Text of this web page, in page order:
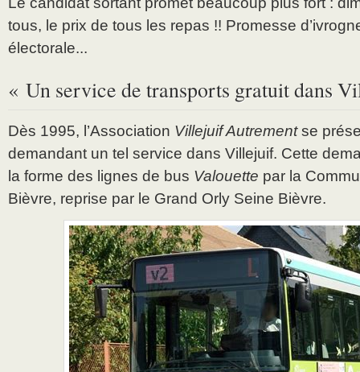
tous, le prix de tous les repas !! Promesse
électorale...
« Un service de transports gratuit dans
Dès 1995, l’Association Villejuif Autrementse
demandant un tel service dans Villejuif. Cette
la forme des lignes de bus Valouette par la
Bièvre, reprise par le Grand Orly Seine Bièvre.